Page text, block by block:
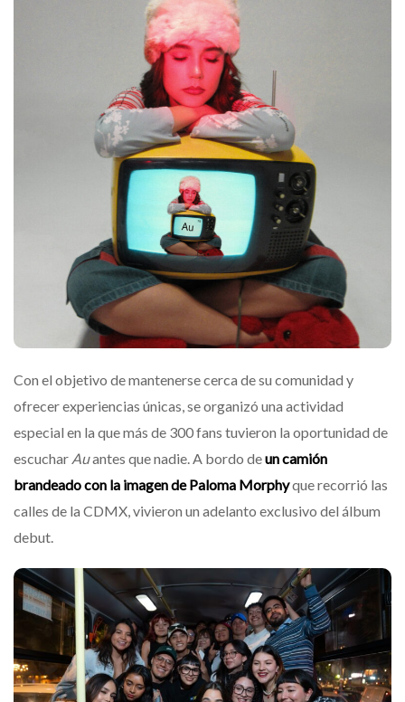
Con el objetivo de mantenerse cerca de su comunidad y
ofrecer experiencias únicas, se organizó una actividad
especial en la que más de 300 fans tuvieron la oportunidad de
escuchar Auantes que nadie. A bordo deun camión
brandeado con la imagen de Paloma Morphyque recorrió las
calles de la CDMX, vivieron un adelanto exclusivo del álbum
debut.